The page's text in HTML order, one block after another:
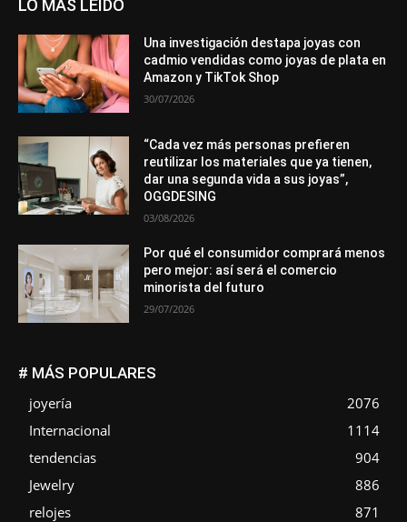
LO MÁS LEÍDO
Una investigación destapa joyas con
cadmio vendidas como joyas de plata en
Amazon y TikTok Shop
30/07/2026
“Cada vez más personas prefieren
reutilizar los materiales que ya tienen,
dar una segunda vida a sus joyas”,
OGGDESING
03/08/2026
Por qué el consumidor comprará menos
pero mejor: así será el comercio
minorista del futuro
29/07/2026
# MÁS POPULARES
joyería
2076
Internacional
1114
tendencias
904
Jewelry
886
relojes
871